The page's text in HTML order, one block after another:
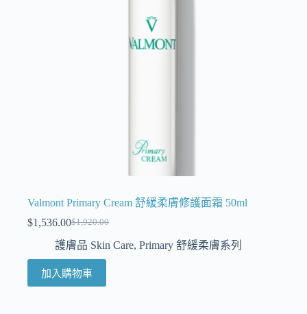
Valmont Primary Cream 舒緩柔膚修護面霜 50ml
$1,920.00
$1,536.00
護膚品 Skin Care, Primary 舒緩柔膚系列
加入購物車